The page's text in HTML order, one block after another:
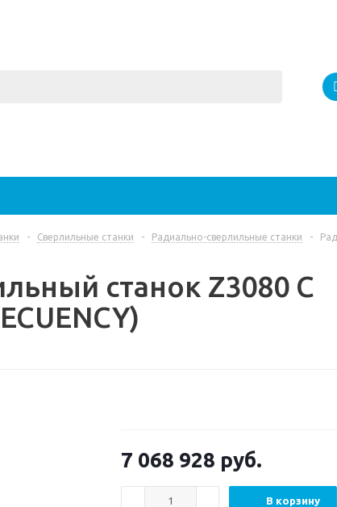
- Сверлильные станки - Радиально-сверлильные станки -
станок Z3080 С
7 068 928 руб.
В корзину